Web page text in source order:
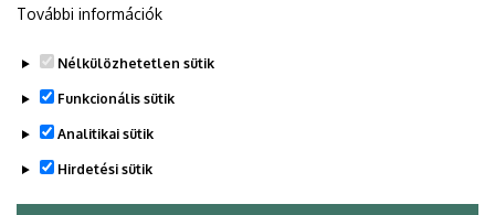
További információk
Nélkülözhetetlen sütik
Funkcionális sütik
Analitikai sütik
Hirdetési sütik